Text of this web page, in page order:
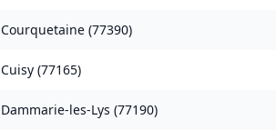
Courquetaine (77390)
Cuisy (77165)
Dammarie-les-Lys (77190)